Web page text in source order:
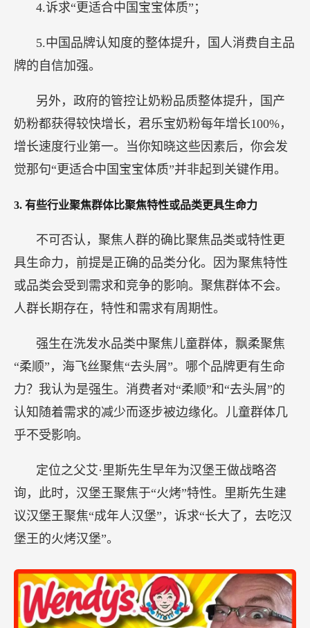
4.诉求“更适合中国宝宝体质”；
5.中国品牌认知度的整体提升，国人消费自主品
牌的自信加强。
另外，政府的管控让奶粉品质整体提升，国产
奶粉都获得较快增长，君乐宝奶粉每年增长100%，
增长速度行业第一。当你知晓这些因素后，你会发
觉那句“更适合中国宝宝体质”并非起到关键作用。
3. 有些行业聚焦群体比聚焦特性或品类更具生命力
不可否认，聚焦人群的确比聚焦品类或特性更
具生命力，前提是正确的品类分化。因为聚焦特性
或品类会受到需求和竞争的影响。聚焦群体不会。
人群长期存在，特性和需求有周期性。
强生在洗发水品类中聚焦儿童群体，飘柔聚焦
“柔顺”，海飞丝聚焦“去头屑”。哪个品牌更有生命
力？我认为是强生。消费者对“柔顺”和“去头屑”的
认知随着需求的减少而逐步被边缘化。儿童群体几
乎不受影响。
定位之父艾·里斯先生早年为汉堡王做战略咨
询，此时，汉堡王聚焦于“火烤”特性。里斯先生建
议汉堡王聚焦“成年人汉堡”，诉求“长大了，去吃汉
堡王的火烤汉堡”。